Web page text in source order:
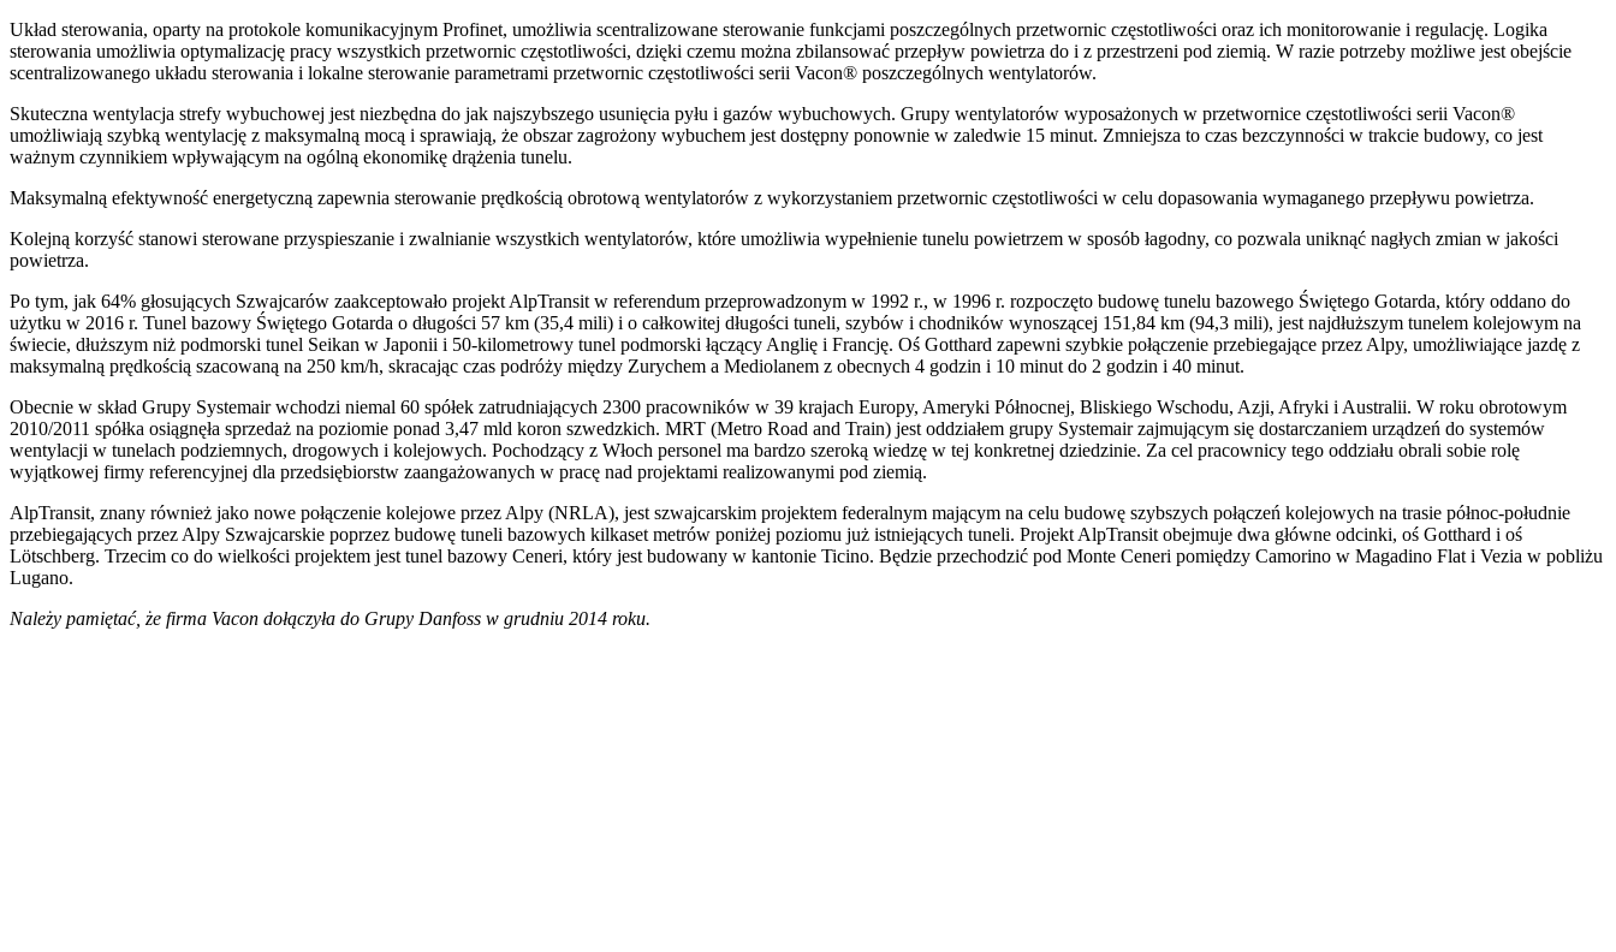
Układ sterowania, oparty na protokole komunikacyjnym Profinet, umożliwia scentralizowane sterowanie funkcjami poszczególnych przetwornic częstotliwości oraz ich monitorowanie i regulację. Logika
sterowania umożliwia optymalizację pracy wszystkich przetwornic częstotliwości, dzięki czemu można zbilansować przepływ powietrza do i z przestrzeni pod ziemią. W razie potrzeby możliwe jest obejście
scentralizowanego układu sterowania i lokalne sterowanie parametrami przetwornic częstotliwości serii Vacon® poszczególnych wentylatorów.
Skuteczna wentylacja strefy wybuchowej jest niezbędna do jak najszybszego usunięcia pyłu i gazów wybuchowych. Grupy wentylatorów wyposażonych w przetwornice częstotliwości serii Vacon®
umożliwiają szybką wentylację z maksymalną mocą i sprawiają, że obszar zagrożony wybuchem jest dostępny ponownie w zaledwie 15 minut. Zmniejsza to czas bezczynności w trakcie budowy, co jest
ważnym czynnikiem wpływającym na ogólną ekonomikę drążenia tunelu.
Maksymalną efektywność energetyczną zapewnia sterowanie prędkością obrotową wentylatorów z wykorzystaniem przetwornic częstotliwości w celu dopasowania wymaganego przepływu powietrza.
Kolejną korzyść stanowi sterowane przyspieszanie i zwalnianie wszystkich wentylatorów, które umożliwia wypełnienie tunelu powietrzem w sposób łagodny, co pozwala uniknąć nagłych zmian w jakości
powietrza.
Po tym, jak 64% głosujących Szwajcarów zaakceptowało projekt AlpTransit w referendum przeprowadzonym w 1992 r., w 1996 r. rozpoczęto budowę tunelu bazowego Świętego Gotarda, który oddano do
użytku w 2016 r. Tunel bazowy Świętego Gotarda o długości 57 km (35,4 mili) i o całkowitej długości tuneli, szybów i chodników wynoszącej 151,84 km (94,3 mili), jest najdłuższym tunelem kolejowym na
świecie, dłuższym niż podmorski tunel Seikan w Japonii i 50-kilometrowy tunel podmorski łączący Anglię i Francję. Oś Gotthard zapewni szybkie połączenie przebiegające przez Alpy, umożliwiające jazdę z
maksymalną prędkością szacowaną na 250 km/h, skracając czas podróży między Zurychem a Mediolanem z obecnych 4 godzin i 10 minut do 2 godzin i 40 minut.
Obecnie w skład Grupy Systemair wchodzi niemal 60 spółek zatrudniających 2300 pracowników w 39 krajach Europy, Ameryki Północnej, Bliskiego Wschodu, Azji, Afryki i Australii. W roku obrotowym
2010/2011 spółka osiągnęła sprzedaż na poziomie ponad 3,47 mld koron szwedzkich. MRT (Metro Road and Train) jest oddziałem grupy Systemair zajmującym się dostarczaniem urządzeń do systemów
wentylacji w tunelach podziemnych, drogowych i kolejowych. Pochodzący z Włoch personel ma bardzo szeroką wiedzę w tej konkretnej dziedzinie. Za cel pracownicy tego oddziału obrali sobie rolę
wyjątkowej firmy referencyjnej dla przedsiębiorstw zaangażowanych w pracę nad projektami realizowanymi pod ziemią.
AlpTransit, znany również jako nowe połączenie kolejowe przez Alpy (NRLA), jest szwajcarskim projektem federalnym mającym na celu budowę szybszych połączeń kolejowych na trasie północ-południe
przebiegających przez Alpy Szwajcarskie poprzez budowę tuneli bazowych kilkaset metrów poniżej poziomu już istniejących tuneli. Projekt AlpTransit obejmuje dwa główne odcinki, oś Gotthard i oś
Lötschberg. Trzecim co do wielkości projektem jest tunel bazowy Ceneri, który jest budowany w kantonie Ticino. Będzie przechodzić pod Monte Ceneri pomiędzy Camorino w Magadino Flat i Vezia w pobliżu
Lugano.
Należy pamiętać, że firma Vacon dołączyła do Grupy Danfoss w grudniu 2014 roku.